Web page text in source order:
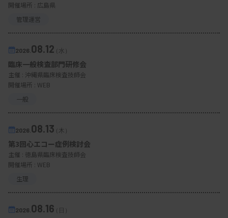
開催場所 : 広島県
管理運営
2026. 08.12（水）
臨床一般検査部門研修会
主催 : 沖縄県臨床検査技師会
開催場所 : WEB
一般
2026. 08.13（木）
第3回心エコー症例検討会
主催 : 徳島県臨床検査技師会
開催場所 : WEB
生理
2026. 08.16（日）